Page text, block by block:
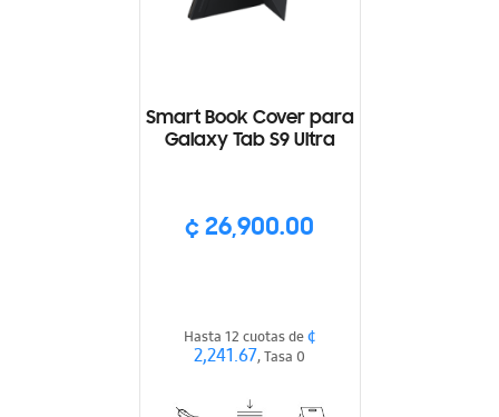
Smart Book Cover para
Galaxy Tab S9 Ultra
¢ 26,900.00
Hasta 12 cuotas de¢
2,241.67, Tasa 0